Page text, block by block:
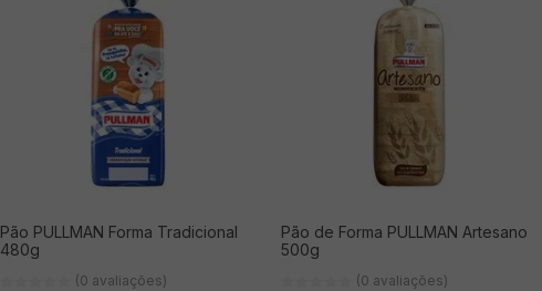
Pão PULLMAN Forma Tradicional
480g
(0 avaliações)
Pão de Forma PULLMAN Artesano
500g
(0 avaliações)